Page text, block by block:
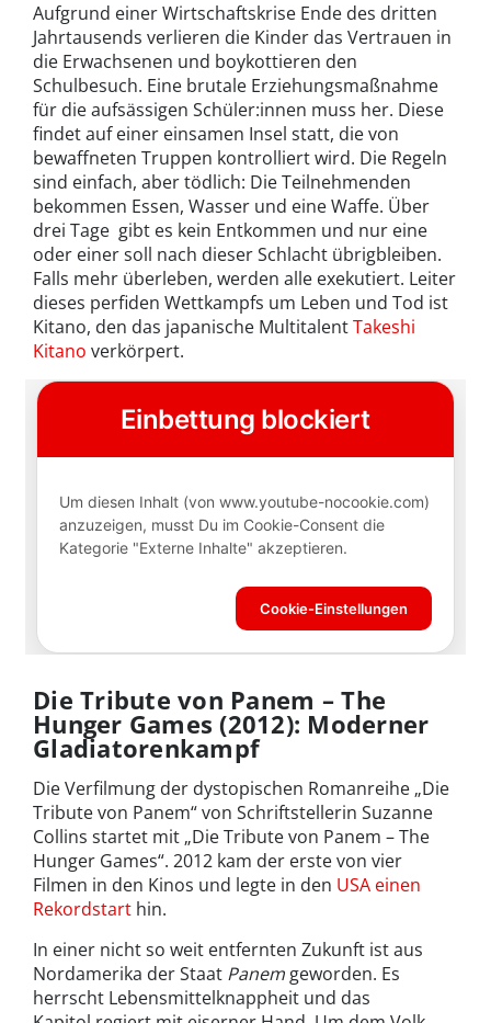
Aufgrund einer Wirtschaftskrise Ende des dritten
Jahrtausends verlieren die Kinder das Vertrauen in
die Erwachsenen und boykottieren den
Schulbesuch. Eine brutale Erziehungsmaßnahme
für die aufsässigen Schüler:innen muss her. Diese
findet auf einer einsamen Insel statt, die von
bewaffneten Truppen kontrolliert wird. Die Regeln
sind einfach, aber tödlich: Die Teilnehmenden
bekommen Essen, Wasser und eine Waffe. Über
drei Tage gibt es kein Entkommen und nur eine
oder einer soll nach dieser Schlacht übrigbleiben.
Falls mehr überleben, werden alle exekutiert. Leiter
dieses perfiden Wettkampfs um Leben und Tod ist
Kitano, den das japanische MultitalentTakeshi
Kitano verkörpert.
Die Tribute von Panem – The
Hunger Games (2012): Moderner
Gladiatorenkampf
Die Verfilmung der dystopischen Romanreihe „Die
Tribute von Panem“ von Schriftstellerin Suzanne
Collins startet mit „Die Tribute von Panem – The
Hunger Games“. 2012 kam der erste von vier
Filmen in den Kinos und legte in den USA einen
Rekordstart hin.
In einer nicht so weit entfernten Zukunft ist aus
Nordamerika der Staat Panem geworden. Es
herrscht Lebensmittelknappheit und das